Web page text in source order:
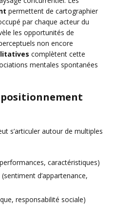
permettent de cartographier
par chaque acteur du
les opportunités de
non encore
complètent cette
mentales spontanées
positionnement
s’articuler autour de multiples
caractéristiques)
d’appartenance,
responsabilité sociale)